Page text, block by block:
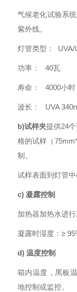
气候老化试验系
紫外线。
灯管类型： UVA/
功率： 40瓦
寿命： 4000小时
波长： UVA
b)试样夹提供24
格的试样（75
制。
试样表面到灯管
c) 凝露控制
加热器加热水进
凝露时湿度： ≥
d) 温度控制
箱内温度，黑板
地控制或监控。